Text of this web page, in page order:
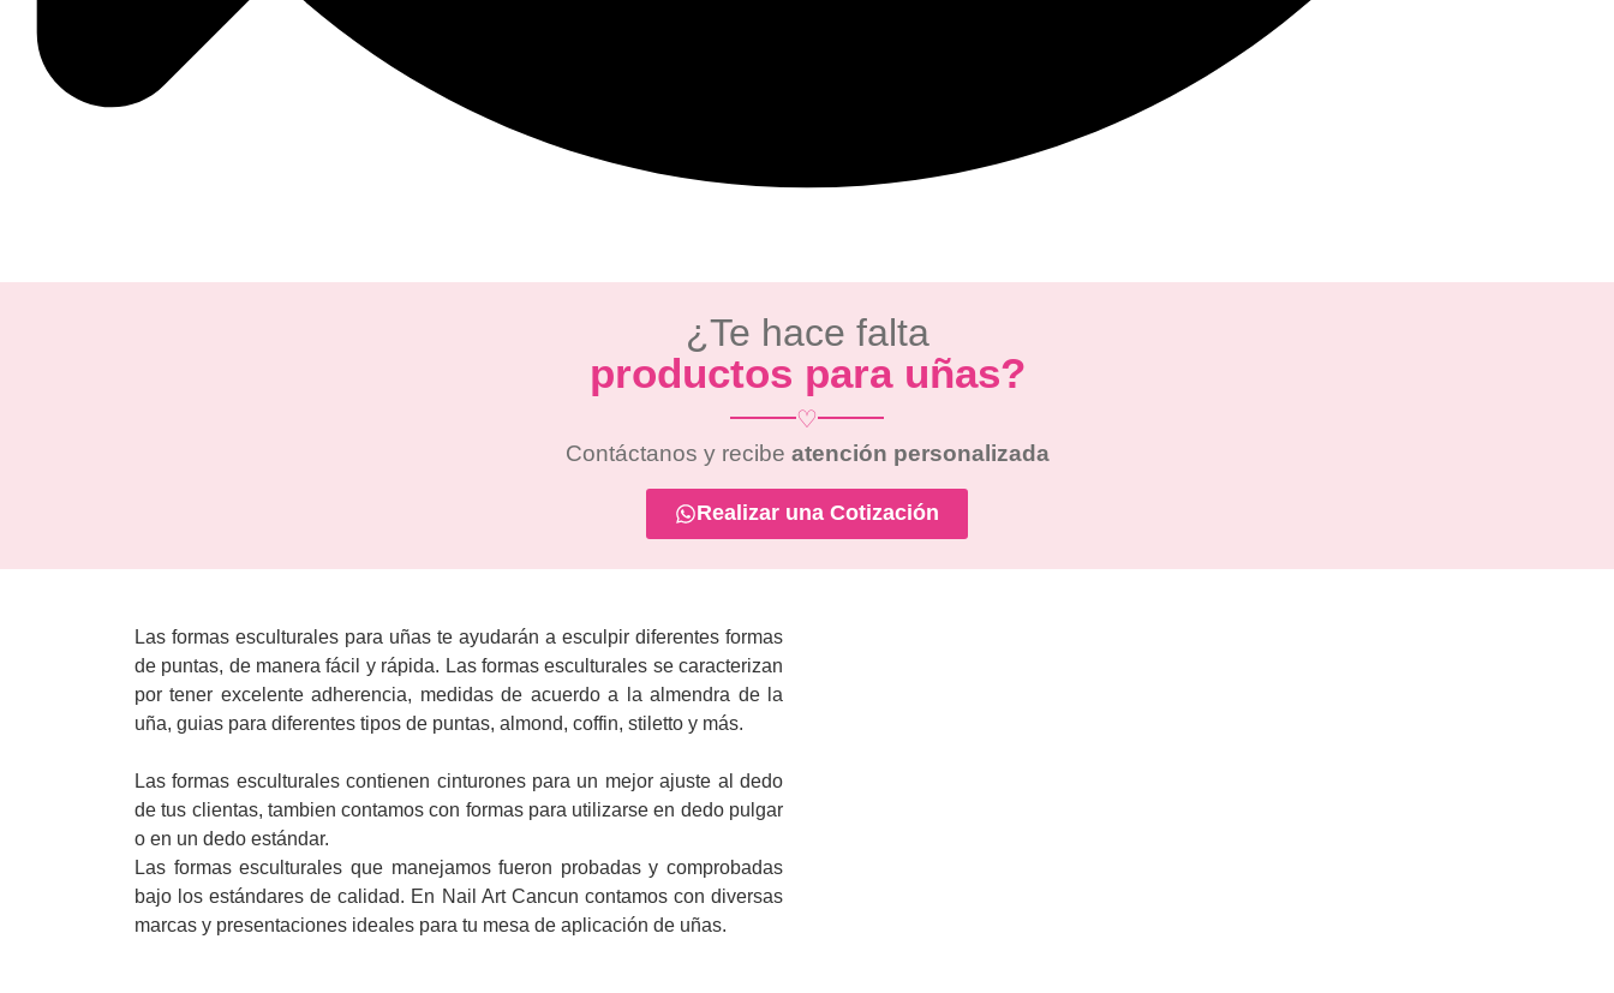
¿Te hace falta
productos para uñas?
♡
Contáctanos y recibe atención personalizada
Realizar una Cotización
Las formas esculturales para uñas te ayudarán a esculpir diferentes formas
de puntas, de manera fácil y rápida. Las formas esculturales se caracterizan
por tener excelente adherencia, medidas de acuerdo a la almendra de la
uña, guias para diferentes tipos de puntas, almond, coffin, stiletto y más.
Las formas esculturales contienen cinturones para un mejor ajuste al dedo
de tus clientas, tambien contamos con formas para utilizarse en dedo pulgar
o en un dedo estándar.
Las formas esculturales que manejamos fueron probadas y comprobadas
bajo los estándares de calidad. En Nail Art Cancun contamos con diversas
marcas y presentaciones ideales para tu mesa de aplicación de uñas.